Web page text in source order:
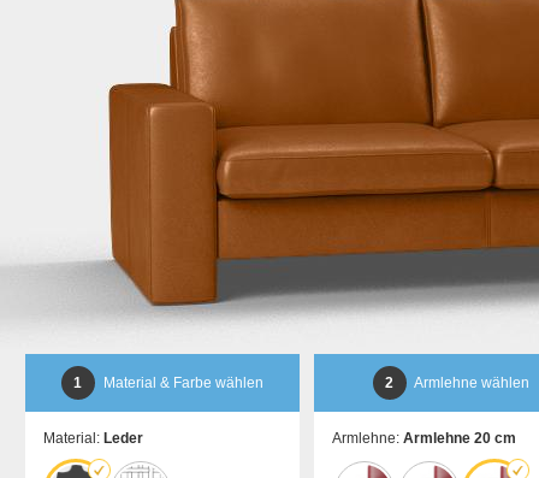
1 Material & Farbe wählen
Material: Leder
2 Armlehne wählen
Armlehne: Armlehne 20 cm